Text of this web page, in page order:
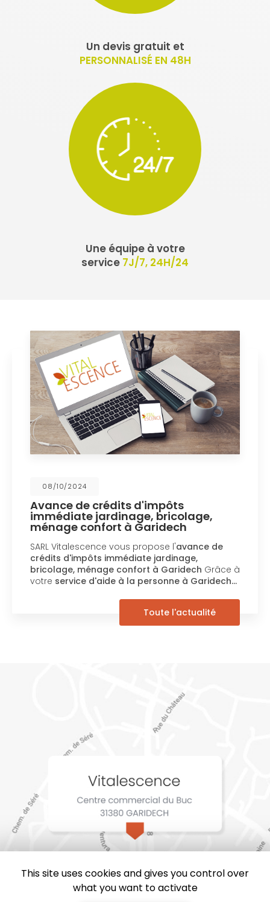
Un devis gratuit et
PERSONNALISÉ EN 48H
Une équipe à votre
service 7J/7, 24H/24
08/10/2024
Avance de crédits d'impôts
immédiate jardinage, bricolage,
ménage confort à Garidech
SARL Vitalescence vous propose l'avance de
crédits d'impôts immédiate jardinage,
bricolage, ménage confort à Garidech Grâce à
votre service d'aide à la personne à Garidech…
Toute l'actualité
This site uses cookies and gives you control over
what you want to activate